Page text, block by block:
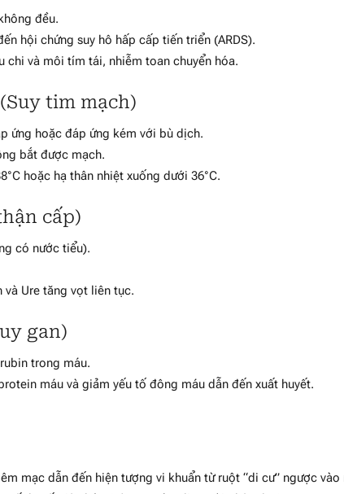
đều.
hội chứng suy hô hấp cấp tiến triển (ARDS).
chi và môi tím tái, nhiễm toan chuyển hóa.
tim mạch)
ứng hoặc đáp ứng kém với bù dịch.
bắt được mạch.
hoặc hạ thân nhiệt xuống dưới 36°C.
cấp)
có nước tiểu).
và Ure tăng vọt liên tục.
gan)
trong máu.
máu và giảm yếu tố đông máu dẫn đến xuất huyết.
mạc dẫn đến hiện tượng vi khuẩn từ ruột “di cư” ngược vào